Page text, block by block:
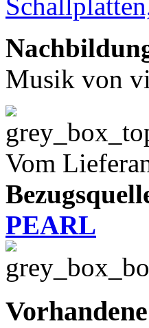
Musik von
Vom
PEARL